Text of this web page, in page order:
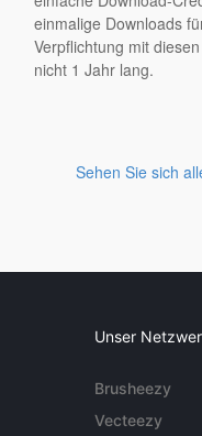
einmalige Downloads
Verpflichtung mit
nicht 1 Jahr lang.
Sehen Sie sich
Unser
Brusheezy
Vecteezy